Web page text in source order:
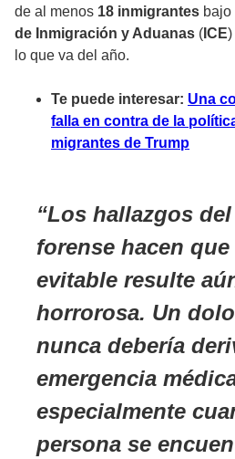
de al menos 18 inmigrantes bajo
de Inmigración y Aduanas ( ICE)
lo que va del año.
Te puede interesar: Una
falla en contra de la
migrantes de Trump
Los hallazgos
forense hacen
evitable resulte
horrorosa. Un
nunca debería
emergencia
especialmente
persona se